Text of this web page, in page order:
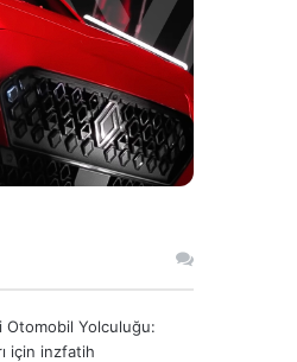
Otomobil Yolculuğu:
için inzfatih